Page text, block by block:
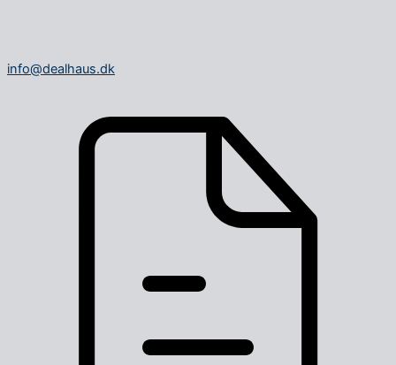
info@dealhaus.dk